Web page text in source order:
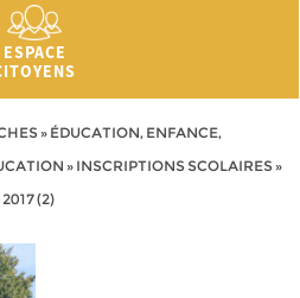
ESPACE
» ÉDUCATION, ENFANCE,
» INSCRIPTIONS SCOLAIRES»
(2)